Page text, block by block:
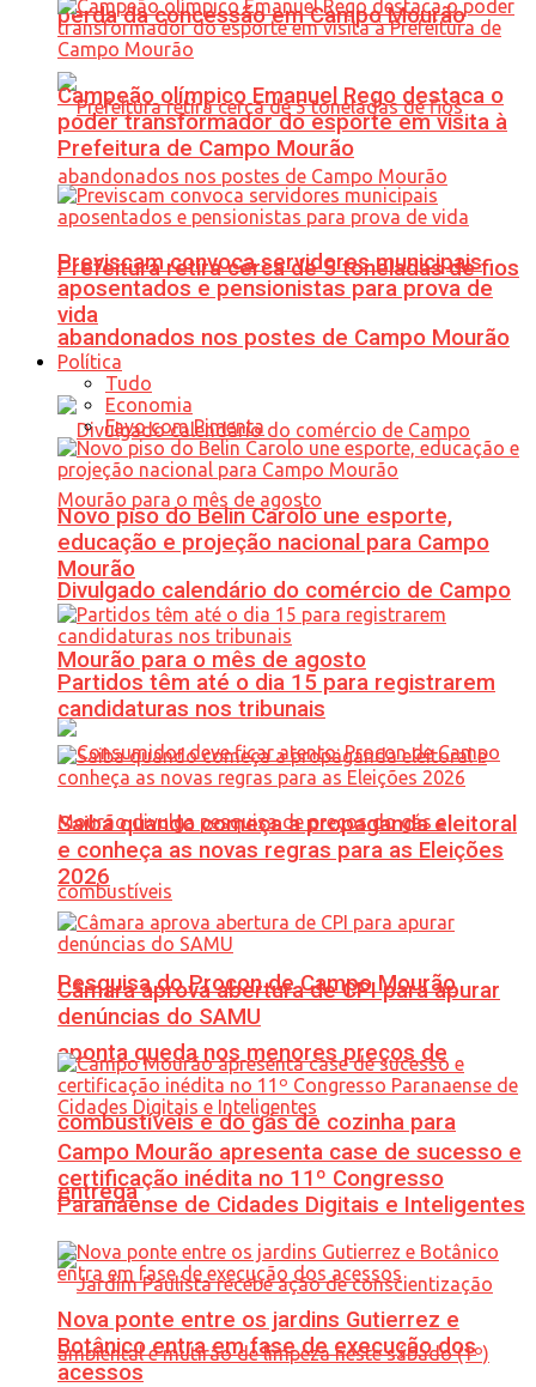
perda da concessão em Campo Mourão
Prefeitura retira cerca de 5 toneladas de fios
abandonados nos postes de Campo Mourão
Divulgado calendário do comércio de Campo
Mourão para o mês de agosto
Pesquisa do Procon de Campo Mourão
aponta queda nos menores preços de
combustíveis e do gás de cozinha para
entrega
Campeão olímpico Emanuel Rego destaca o
poder transformador do esporte em visita à
Prefeitura de Campo Mourão
Previscam convoca servidores municipais
aposentados e pensionistas para prova de
vida
Política
Tudo
Economia
Favo com Pimenta
Novo piso do Belin Carolo une esporte,
educação e projeção nacional para Campo
Mourão
Partidos têm até o dia 15 para registrarem
candidaturas nos tribunais
Saiba quando começa a propaganda eleitoral
e conheça as novas regras para as Eleições
2026
Câmara aprova abertura de CPI para apurar
denúncias do SAMU
Campo Mourão apresenta case de sucesso e
certificação inédita no 11º Congresso
Paranaense de Cidades Digitais e Inteligentes
Nova ponte entre os jardins Gutierrez e
Botânico entra em fase de execução dos
acessos